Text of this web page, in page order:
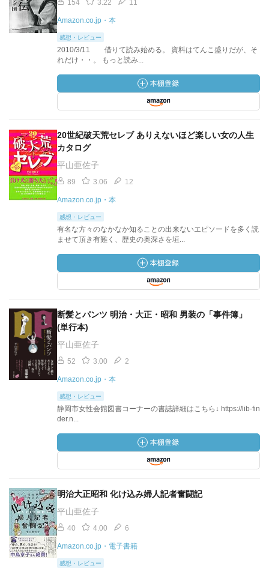
154 3.22 11
Amazon.co.jp・本
感想・レビュー
2010/3/11 借りて読み始める。 資料はてんこ盛りだが、そ
れだけ・・。 もっと読み...
20世紀破天荒セレブ ありえないほど楽しい女の人生
カタログ
平山亜佐子
89 3.06 12
Amazon.co.jp・本
感想・レビュー
有名な方々のなかなか知ることの出来ないエピソードを多く読
ませて頂き有難く、歴史の奥深さを垣...
断髪とパンツ 明治・大正・昭和 男装の「事件簿」
(単行本)
平山亜佐子
52 3.00 2
Amazon.co.jp・本
感想・レビュー
静岡市女性会館図書コーナーの書誌詳細はこちら↓ https://lib-fin
der.n...
明治大正昭和 化け込み婦人記者奮闘記
平山亜佐子
40 4.00 6
Amazon.co.jp・電子書籍
感想・レビュー